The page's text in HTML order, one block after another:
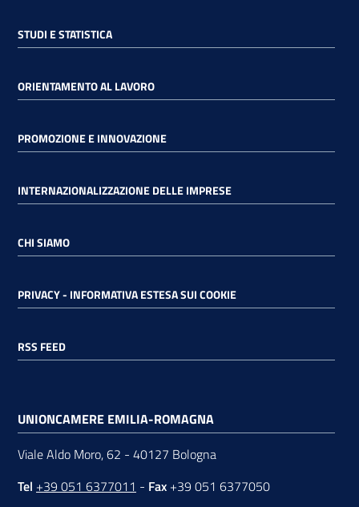
STUDI E STATISTICA
ORIENTAMENTO AL LAVORO
PROMOZIONE E INNOVAZIONE
INTERNAZIONALIZZAZIONE DELLE IMPRESE
CHI SIAMO
PRIVACY - INFORMATIVA ESTESA SUI COOKIE
RSS FEED
UNIONCAMERE EMILIA-ROMAGNA
Viale Aldo Moro, 62 - 40127 Bologna
Tel +39 051 6377011 - Fax +39 051 6377050